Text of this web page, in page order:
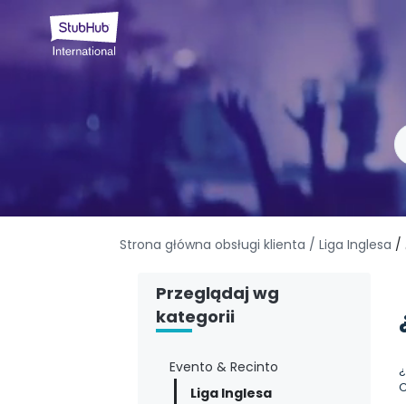
Strona główna obsługi klienta / Liga Inglesa /
Przeglądaj wg
kategorii
Evento & Recinto
Liga Inglesa